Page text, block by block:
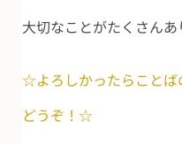
大切なことがたくさんあ
☆よろしかったらことば
どうぞ！☆